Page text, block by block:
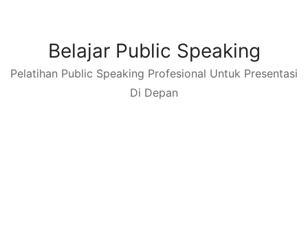
Belajar Public Speaking
Pelatihan Public Speaking Profesional Untuk Presentasi
Di Depan